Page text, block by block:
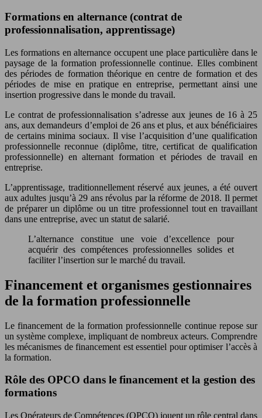
Formations en alternance (contrat de
professionnalisation, apprentissage)
Les formations en alternance occupent une place particulière dans le
paysage de la formation professionnelle continue. Elles combinent
des périodes de formation théorique en centre de formation et des
périodes de mise en pratique en entreprise, permettant ainsi une
insertion progressive dans le monde du travail.
Le contrat de professionnalisation s’adresse aux jeunes de 16 à 25
ans, aux demandeurs d’emploi de 26 ans et plus, et aux bénéficiaires
de certains minima sociaux. Il vise l’acquisition d’une qualification
professionnelle reconnue (diplôme, titre, certificat de qualification
professionnelle) en alternant formation et périodes de travail en
entreprise.
L’apprentissage, traditionnellement réservé aux jeunes, a été ouvert
aux adultes jusqu’à 29 ans révolus par la réforme de 2018. Il permet
de préparer un diplôme ou un titre professionnel tout en travaillant
dans une entreprise, avec un statut de salarié.
L’alternance constitue une voie d’excellence pour
acquérir des compétences professionnelles solides et
faciliter l’insertion sur le marché du travail.
Financement et organismes gestionnaires
de la formation professionnelle
Le financement de la formation professionnelle continue repose sur
un système complexe, impliquant de nombreux acteurs. Comprendre
les mécanismes de financement est essentiel pour optimiser l’accès à
la formation.
Rôle des OPCO dans le financement et la gestion des
formations
Les Opérateurs de Compétences (OPCO) jouent un rôle central dans